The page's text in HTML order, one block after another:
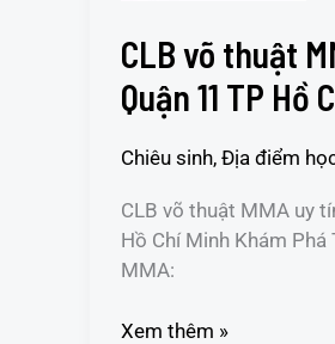
CLB võ thuật
Quận 11 TP Hồ
Chiêu sinh, Địa điểm
CLB võ thuật MMA uy
Hồ Chí Minh Khám Phá
MMA:
Chí
Minh
Xem thêm »